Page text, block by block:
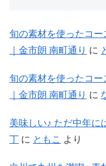
旬の素材を使ったコ
｜金市朗 南町通り に
旬の素材を使ったコ
｜金市朗 南町通り に
美味しい♪ ただ中年
丁 に ともこ より